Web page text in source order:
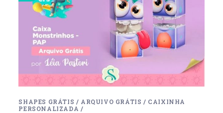
SHAPES GRÁTIS / ARQUIVO GRÁTIS / CAIXINHA
PERSONALIZADA /